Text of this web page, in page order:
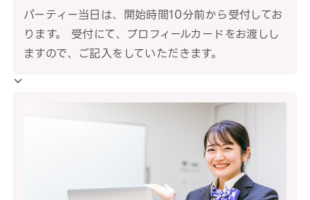
パーティー当日は、開始時間10分前から受付してお
ります。 受付にて、プロフィールカードをお渡しし
ますので、ご記入をしていただきます。